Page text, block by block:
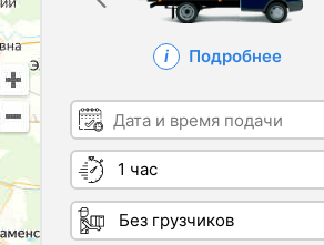
Подробнее
Дата и время подачи
Длительность
Грузчики